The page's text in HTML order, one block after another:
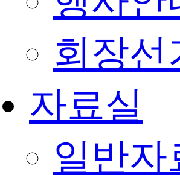
회장선
자료실
일반자